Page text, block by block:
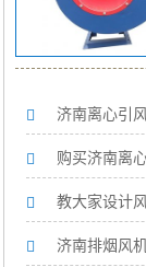
济南离心引
购买济南
教大家设计
济南排烟风